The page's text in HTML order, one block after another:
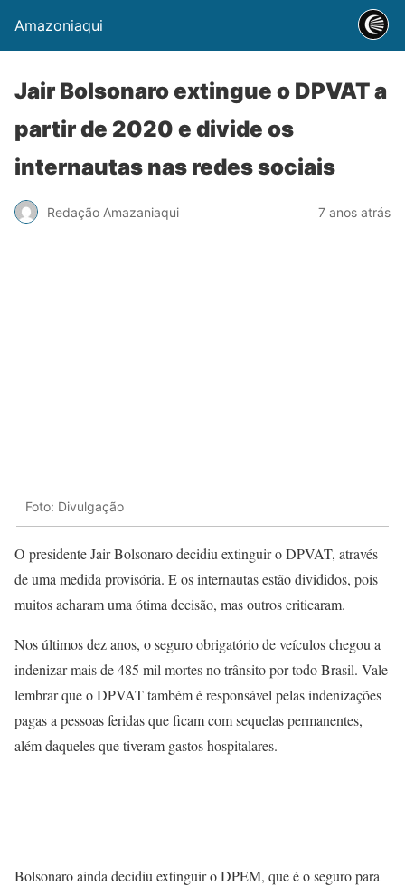
Amazoniaqui
Jair Bolsonaro extingue o DPVAT a
partir de 2020 e divide os
internautas nas redes sociais
Redação Amazaniaqui 7 anos atrás
Foto: Divulgação
O presidente Jair Bolsonaro decidiu extinguir o DPVAT, através
de uma medida provisória. E os internautas estão divididos, pois
muitos acharam uma ótima decisão, mas outros criticaram.
Nos últimos dez anos, o seguro obrigatório de veículos chegou a
indenizar mais de 485 mil mortes no trânsito por todo Brasil. Vale
lembrar que o DPVAT também é responsável pelas indenizações
pagas a pessoas feridas que ficam com sequelas permanentes,
além daqueles que tiveram gastos hospitalares.
Bolsonaro ainda decidiu extinguir o DPEM, que é o seguro para